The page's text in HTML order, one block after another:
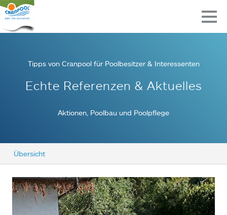
Tipps von Cranpool für Poolbesitzer & Interessenten
Echte Referenzen & Aktuelles
Aktionen, Poolbau und Poolpflege
Übersicht